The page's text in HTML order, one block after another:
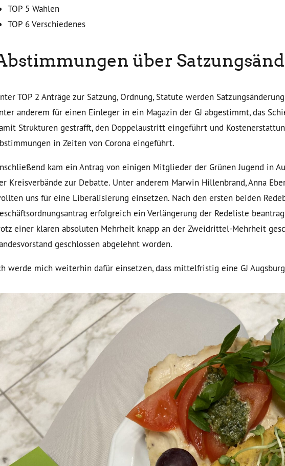
TOP 5 Wahlen
TOP 6 Verschiedenes
über
TOP 2 Anträge zur Satzung, Ordnung, Statute werden
anderem für einen Einleger in ein Magazin der GJ abgestimmt, das
Strukturen gestrafft, den Doppelaustritt eingeführt und
in Zeiten von Corona eingeführt.
kam ein Antrag von einigen Mitglieder der Grünen Jugend in
Kreisverbände zur Debatte. Unter anderem Marwin Hillenbrand, Anna
uns für eine Liberalisierung einsetzen. Nach den ersten beiden
erfolgreich ein Verlängerung der Redeliste
einer klaren absoluten Mehrheit knapp an der Zweidrittel-Mehrheit
geschlossen abgelehnt worden.
werde mich weiterhin dafür einsetzen, dass mittelfristig eine GJ